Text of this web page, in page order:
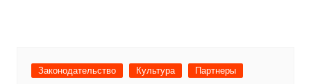
Законодательство Культура
Партнеры